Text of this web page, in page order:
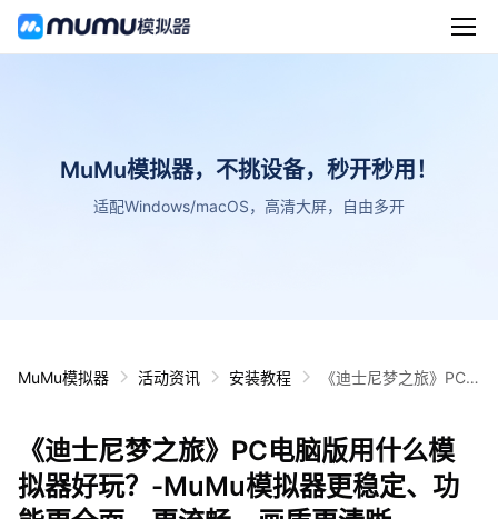
MuMu模拟器，不挑设备，秒开秒用！
适配Windows/macOS，高清大屏，自由多开
MuMu模拟器 活动资讯 安装教程
《迪士尼梦之旅》PC
定、功能更全面、更流
畅、画质更清晰
《迪士尼梦之旅》PC电脑版用什么模
拟器好玩？-MuMu模拟器更稳定、功